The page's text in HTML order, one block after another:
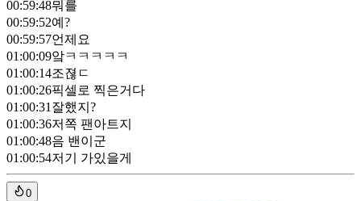
00:59:48뭐를
00:59:52예?
00:59:57언제요
01:00:09앜ㅋㅋㅋㅋㅋ
01:00:14조젾ㄷ
01:00:26픽셀로 찍은거다
01:00:31 잘했지?
01:00:36저쪽 팬아트지
01:00:48음 밴이군
01:00:54저기 가있을게
0